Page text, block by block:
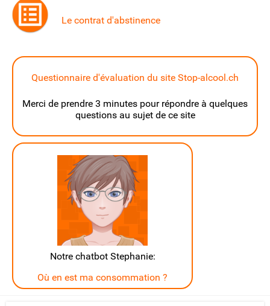
Le contrat d'abstinence
Questionnaire d'évaluation du site Stop-alcool.ch
Merci de prendre 3 minutes pour répondre à quelques
questions au sujet de ce site
Notre chatbot Stephanie:
Où en est ma consommation ?